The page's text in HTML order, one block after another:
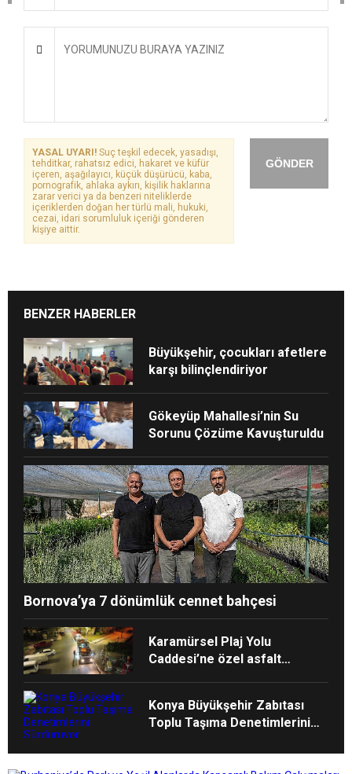
GÖNDER
YASAL UYARI! Suç teşkil edecek, yasadışı,
tehditkar, rahatsız edici, hakaret ve küfür
içeren, aşağılayıcı, küçük düşürücü, kaba,
pornografik, ahlaka aykırı, kişilik haklarına
zarar verici ya da benzeri niteliklerde
içeriklerden doğan her türlü mali, hukuki,
cezai, idari sorumluluk içeriği gönderen
kişiye aittir.
BENZER HABERLER
Büyükşehir, çocukları afetlere
karşı bilinçlendiriyor
Gökeyüp Mahallesi’nin Su
Sorunu Çözüme Kavuşturuldu
Bornova’ya 7 dönümlük cennet bahçesi
Karamürsel Plaj Yolu
Caddesi’ne özel asfalt
Konya Büyükşehir Zabıtası
Toplu Taşıma Denetimlerini